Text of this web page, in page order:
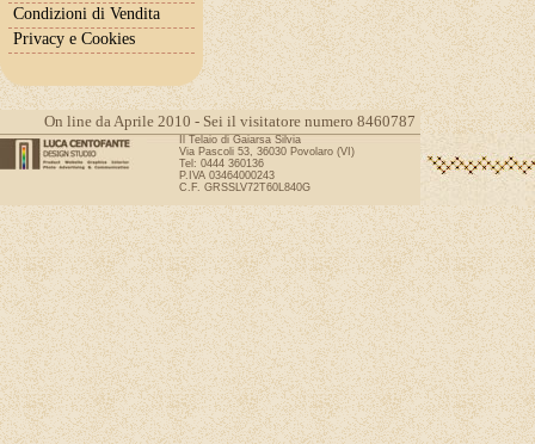
Condizioni di Vendita
Privacy e Cookies
On line da Aprile 2010 - Sei il visitatore numero 8460787
Il Telaio di Gaiarsa Silvia
Via Pascoli 53, 36030 Povolaro (VI)
Tel: 0444 360136
P.IVA 03464000243
C.F. GRSSLV72T60L840G